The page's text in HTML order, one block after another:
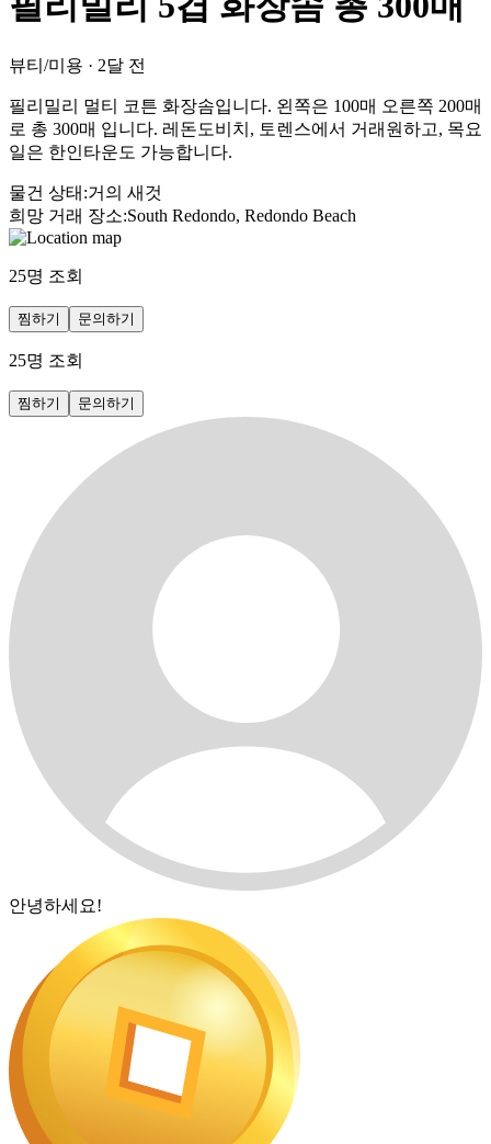
뷰티/미용 · 2달 전
필리밀리 멀티 코튼 화장솜입니다. 왼쪽은 100매 오른쪽 200매
로 총 300매 입니다. 레돈도비치, 토렌스에서 거래원하고, 목요
일은 한인타운도 가능합니다.
물건 상태 :거의 새것
희망 거래 장소:South Redondo, Redondo Beach
25명 조회
찜하기 문의하기
25명 조회
찜하기 문의하기
안녕하세요!